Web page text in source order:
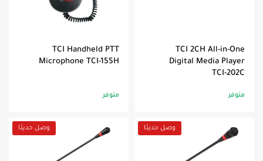
TCI 2CH All-in-One
Digital Media Player
TCI-202C
متوفر
TCI Handheld PTT
Microphone TCI-155H
متوفر
وصل حديثا وصل حديثا